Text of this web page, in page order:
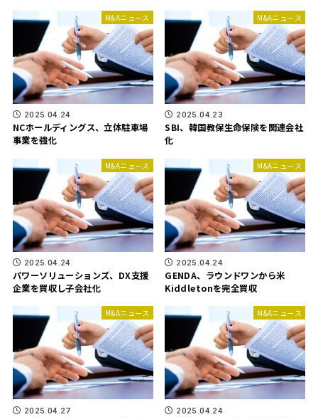
M&Aニュース
2025.04.24
NCホールディングス、立体駐車場
事業を強化
M&Aニュース
2025.04.23
SBI、韓国教保生命保険を関連会社
化
M&Aニュース
2025.04.24
パワーソリューションズ、DX支援
企業を買収し子会社化
M&Aニュース
2025.04.24
GENDA、ラウンドワンから米
Kiddletonを完全買収
M&Aニュース
2025.04.27
M&Aニュース
2025.04.24